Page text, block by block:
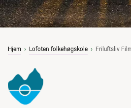
Hjem Lofoten folkehøgskole Friluftsliv